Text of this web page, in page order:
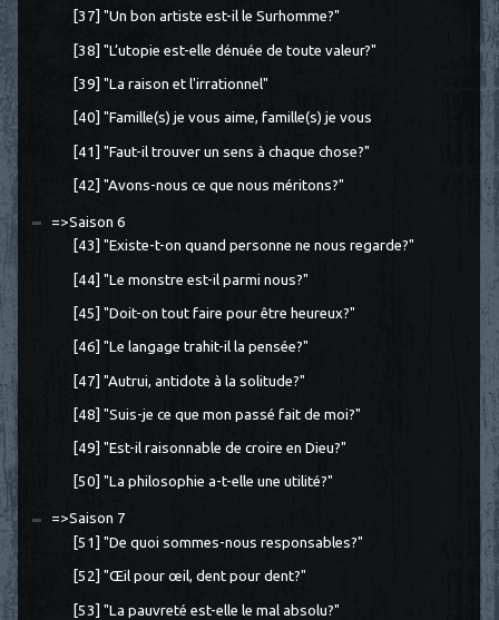
[37] "Un bon artiste est-il le Surhomme?"
[38] "L’utopie est-elle dénuée de toute valeur?"
[39] "La raison et l'irrationnel"
[40] "Famille(s) je vous aime, famille(s) je vous
[41] "Faut-il trouver un sens à chaque chose?"
[42] "Avons-nous ce que nous méritons?"
=>Saison 6
[43] "Existe-t-on quand personne ne nous regarde?"
[44] "Le monstre est-il parmi nous?"
[45] "Doit-on tout faire pour être heureux?"
[46] "Le langage trahit-il la pensée?"
[47] "Autrui, antidote à la solitude?"
[48] "Suis-je ce que mon passé fait de moi?"
[49] "Est-il raisonnable de croire en Dieu?"
[50] "La philosophie a-t-elle une utilité?"
=>Saison 7
[51] "De quoi sommes-nous responsables?"
[52] "Œil pour œil, dent pour dent?"
[53] "La pauvreté est-elle le mal absolu?"